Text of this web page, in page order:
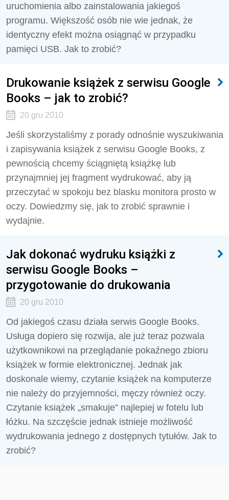
uruchomienia albo zainstalowania jakiegoś
programu. Większość osób nie wie jednak, że
identyczny efekt można osiągnąć w przypadku
pamięci USB. Jak to zrobić?
Drukowanie książek z serwisu Google
Books – jak to zrobić?
20 gru 2010
Jeśli skorzystaliśmy z porady odnośnie wyszukiwania
i zapisywania książek z serwisu Google Books, z
pewnością chcemy ściągniętą książkę lub
przynajmniej jej fragment wydrukować, aby ją
przeczytać w spokoju bez blasku monitora prosto w
oczy. Dowiedzmy się, jak to zrobić sprawnie i
wydajnie.
Jak dokonać wydruku książki z
serwisu Google Books –
przygotowanie do drukowania
20 gru 2010
Od jakiegoś czasu działa serwis Google Books.
Usługa dopiero się rozwija, ale już teraz pozwala
użytkownikowi na przeglądanie pokaźnego zbioru
książek w formie elektronicznej. Jednak jak
doskonale wiemy, czytanie książek na komputerze
nie należy do przyjemności, męczy również oczy.
Czytanie książek „smakuje” najlepiej w fotelu lub
łóżku. Na szczęście jednak istnieje możliwość
wydrukowania jednego z dostępnych tytułów. Jak to
zrobić?